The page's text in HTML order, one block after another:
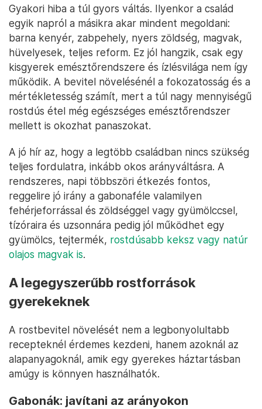
Gyakori hiba a túl gyors váltás. Ilyenkor a család
egyik napról a másikra akar mindent megoldani:
barna kenyér, zabpehely, nyers zöldség, magvak,
hüvelyesek, teljes reform. Ez jól hangzik, csak egy
kisgyerek emésztőrendszere és ízlésvilága nem így
működik. A bevitel növelésénél a fokozatosság és a
mértékletesség számít, mert a túl nagy mennyiségű
rostdús étel még egészséges emésztőrendszer
mellett is okozhat panaszokat.
A jó hír az, hogy a legtöbb családban nincs szükség
teljes fordulatra, inkább okos arányváltásra. A
rendszeres, napi többszöri étkezés fontos,
reggelire jó irány a gabonaféle valamilyen
fehérjeforrással és zöldséggel vagy gyümölccsel,
tízóraira és uzsonnára pedig jól működhet egy
gyümölcs, tejtermék, rostdúsabb keksz vagy natúr
olajos magvak is.
A legegyszerűbb rostforrások
gyerekeknek
A rostbevitel növelését nem a legbonyolultabb
recepteknél érdemes kezdeni, hanem azoknál az
alapanyagoknál, amik egy gyerekes háztartásban
amúgy is könnyen használhatók.
Gabonák: javítani az arányokon